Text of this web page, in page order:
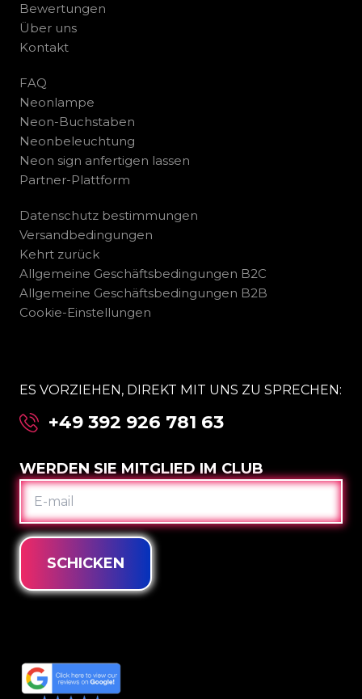
Bewertungen
Über uns
Kontakt
FAQ
Neonlampe
Neon-Buchstaben
Neonbeleuchtung
Neon sign anfertigen lassen
Partner-Plattform
Datenschutz bestimmungen
Versandbedingungen
Kehrt zurück
Allgemeine Geschäftsbedingungen B2C
Allgemeine Geschäftsbedingungen B2B
Cookie-Einstellungen
ES VORZIEHEN, DIREKT MIT UNS ZU SPRECHEN:
+49 392 926 781 63
WERDEN SIE MITGLIED IM CLUB
E-
MAIL
SCHICKEN